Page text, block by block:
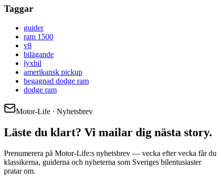
Taggar
guider
ram 1500
v8
bilägande
lyxbil
amerikansk pickup
begagnad dodge ram
dodge ram
Motor-Life · Nyhetsbrev
Läste du klart? Vi mailar dig nästa story.
Prenumerera på Motor-Life:s nyhetsbrev — vecka efter vecka får du
klassikerna, guiderna och nyheterna som Sveriges bilentusiaster
pratar om.